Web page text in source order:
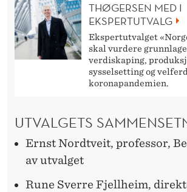
THØGERSEN MED I
EKSPERTUTVALG
Ekspertutvalget
skal vurdere
verdiskaping,
sysselsetting og
koronapandemien.
UTVALGETS
Ernst Nordtveit, professor,
av utvalget
Rune Sverre Fjellheim,